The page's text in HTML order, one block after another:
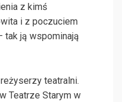
z kimś
i z poczuciem
tak ją wspominają
teatralni.
Teatrze Starym w